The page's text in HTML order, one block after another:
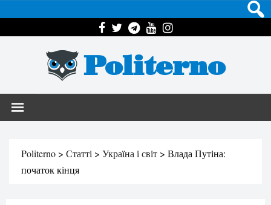
Politerno
Politerno > Статті > Україна і світ > Влада Путіна:
початок кінця